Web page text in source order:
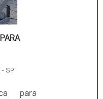
- SP
para